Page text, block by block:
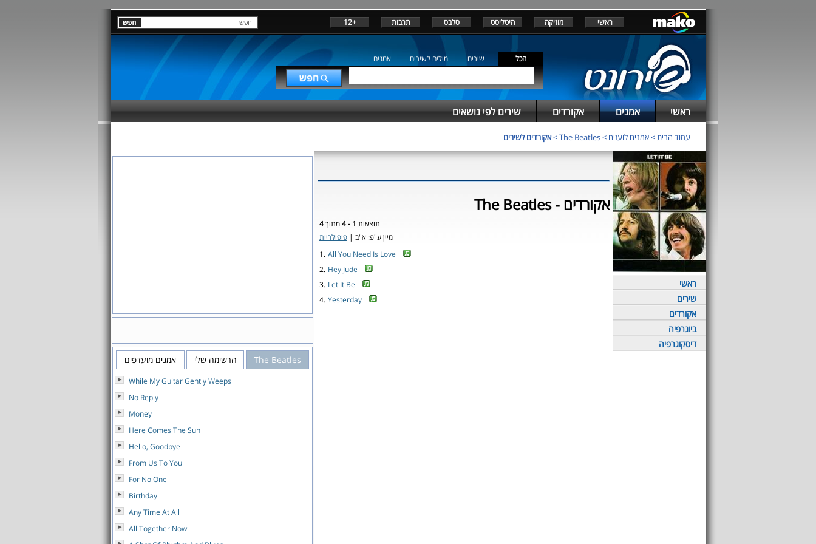
ראשי מוזיקה היטליסט סלבס תרבות +12
הכל שירים מילים לשירים אמנים
ראשי אמנים אקורדים שירים לפי נושאים
עמוד הבית>אמנים לועזים >
The Beatles
>אקורדים לשירים
ראשי
שירים
אקורדים
ביוגרפיה
דיסקוגרפיה
The Beatles - אקורדים
תוצאות 1 - 4 מתוך4
מיין ע"פ: א"ב | פופולריות
1. All You Need Is Love
2. Hey Jude
3. Let It Be
4. Yesterday
The Beatles הרשימה שלי אמנים מועדפים
While My Guitar Gently Weeps
No Reply
Money
Here Comes The Sun
Hello, Goodbye
From Us To You
For No One
Birthday
Any Time At All
All Together Now